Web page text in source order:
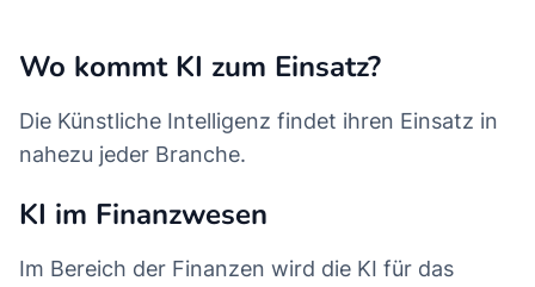
Wo kommt KI zum Einsatz?
Die Künstliche Intelligenz findet ihren Einsatz in
nahezu jeder Branche.
KI im Finanzwesen
Im Bereich der Finanzen wird die KI für das